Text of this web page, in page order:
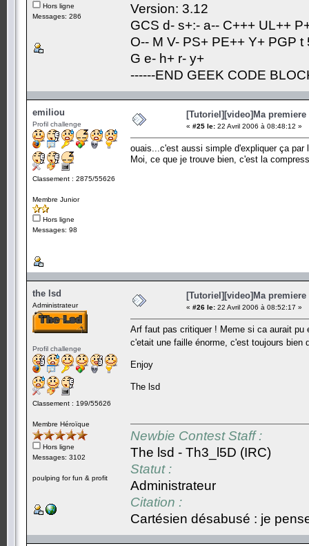
Hors ligne
Messages: 286
Version: 3.12
GCS d- s+:- a-- C+++ UL++
O-- M V- PS+ PE++ Y+ PGP
G e- h+ r- y+
------END GEEK CODE
emiliou
Profil challenge
Classement : 2875/55626
Membre Junior
Hors ligne
Messages: 98
[Tutoriel][video]Ma premiere
« #25 le: 22 Avril 2006 à 08:48:12 »
ouais...c'est aussi simple d'expliquer ça par
Moi, ce que je trouve bien, c'est la
the lsd
Administrateur
Profil challenge
Classement : 199/55626
Membre Héroïque
Hors ligne
Messages: 3102
poulping for fun & profit
[Tutoriel][video]Ma premiere
« #26 le: 22 Avril 2006 à 08:52:17 »
Arf faut pas critiquer ! Meme si ca aurait
c'etait une faille énorme, c'est toujours
Enjoy
The lsd
Newbie Contest Staff :
The lsd - Th3_l5D (IRC)
Statut :
Administrateur
Citation :
Cartésien désabusé : je